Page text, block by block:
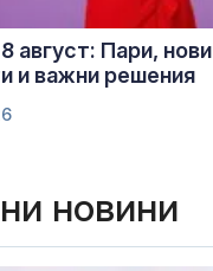
август: Пари, нови
и важни решения
новини